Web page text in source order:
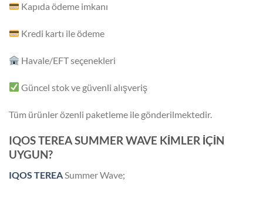
Kapıda ödeme imkanı
Kredi kartı ile ödeme
Havale/EFT seçenekleri
Güncel stok ve güvenli alışveriş
Tüm ürünler özenli paketleme ile gönderilmektedir.
IQOS TEREA SUMMER WAVE KİMLER İÇİN
UYGUN?
IQOS TEREASummer Wave;